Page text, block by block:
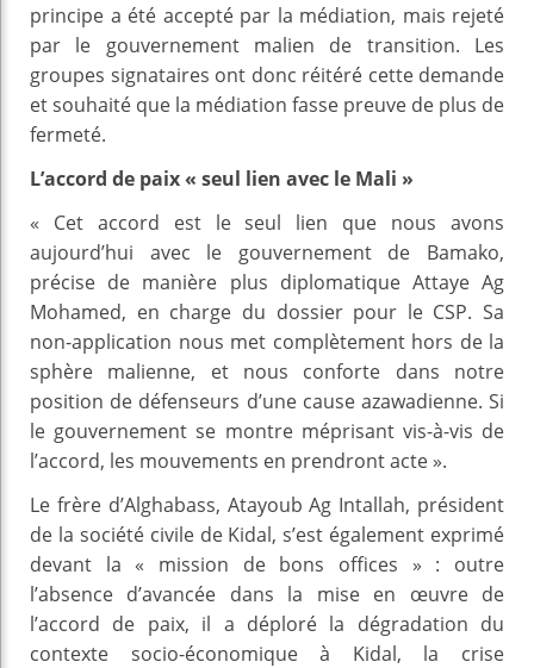
principe a été accepté par la médiation, mais rejeté
par le gouvernement malien de transition. Les
groupes signataires ont donc réitéré cette demande
et souhaité que la médiation fasse preuve de plus de
fermeté.
L’accord de paix « seul lien avec le Mali »
« Cet accord est le seul lien que nous avons
aujourd’hui avec le gouvernement de Bamako,
précise de manière plus diplomatique Attaye Ag
Mohamed, en charge du dossier pour le CSP. Sa
non-application nous met complètement hors de la
sphère malienne, et nous conforte dans notre
position de défenseurs d’une cause azawadienne. Si
le gouvernement se montre méprisant vis-à-vis de
l’accord, les mouvements en prendront acte ».
Le frère d’Alghabass, Atayoub Ag Intallah, président
de la société civile de Kidal, s’est également exprimé
devant la « mission de bons offices » : outre
l’absence d’avancée dans la mise en œuvre de
l’accord de paix, il a déploré la dégradation du
contexte socio-économique à Kidal, la crise